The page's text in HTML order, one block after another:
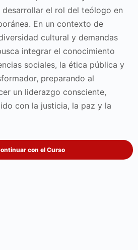
el rol del teólogo en
En un contexto de
cultural y demandas
integrar el conocimiento
sociales, la ética pública y
preparando al
un liderazgo consciente,
con la justicia, la paz y la
con el Curso